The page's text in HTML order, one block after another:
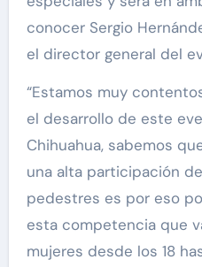
conocer Sergio
el director general del
“Estamos muy
el desarrollo de este
Chihuahua, sabemos
una alta participación
pedestres es por eso
esta competencia que
mujeres desde los 18